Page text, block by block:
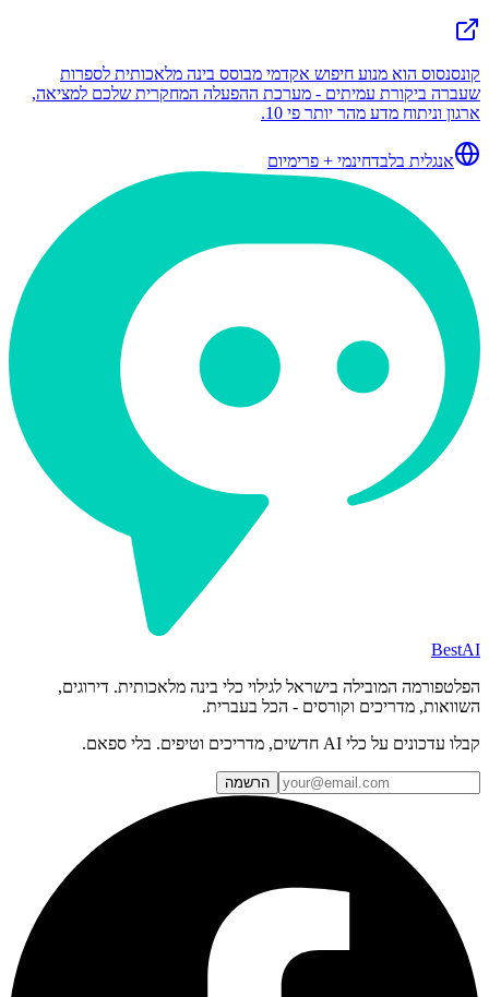
קונסנסוס הוא מנוע חיפוש אקדמי מבוסס בינה מלאכותית לספרות
שעברה ביקורת עמיתים - מערכת ההפעלה המחקרית שלכם למציאה,
ארגון וניתוח מדע מהר יותר פי 10.
אנגלית בלבדחינמי + פרימיום
BestAI
הפלטפורמה המובילה בישראל לגילוי כלי בינה מלאכותית. דירוגים,
השוואות, מדריכים וקורסים - הכל בעברית.
קבלו עדכונים על כלי AI חדשים, מדריכים וטיפים. בלי ספאם.
הרשמה